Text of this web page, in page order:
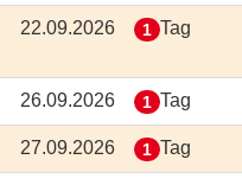
22.09.2026 1 Tag
26.09.2026 1 Tag
27.09.2026 1 Tag